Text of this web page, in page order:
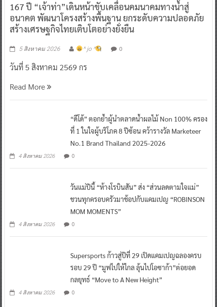
167 ปี “เจ้าท่า”เดินหน้าขับเคลื่อนคมนาคมทางน้ำสู่
อนาคต พัฒนาโครงสร้างพื้นฐาน ยกระดับความปลอดภัย
สร้างเศรษฐกิจไทยเติบโตอย่างยั่งยืน
5 สิงหาคม 2026 ^ jo ^ 0
วันที่ 5 สิงหาคม 2569 กร
Read More
“ดีโด้” ตอกย้ำผู้นำตลาดน้ำผลไม้ Non 100% ครอง
ที่ 1 ในใจผู้บริโภค 8 ปีซ้อน คว้ารางวัล Marketeer
No.1 Brand Thailand 2025-2026
4 สิงหาคม 2026 0
วันแม่ปีนี้ “ห้างโรบินสัน” ส่ง “ส่วนลดตามใจแม่”
ชวนทุกครอบครัวมาช้อปกับแคมเปญ “ROBINSON
MOM MOMENTS”
4 สิงหาคม 2026 0
Supersports ก้าวสู่ปีที่ 29 เปิดแคมเปญฉลองครบ
รอบ 29 ปี “มูฟไปให้ไกล ลุ้นไปโอซาก้า”ต่อยอด
กลยุทธ์ “Move to A New Height”
4 สิงหาคม 2026 0